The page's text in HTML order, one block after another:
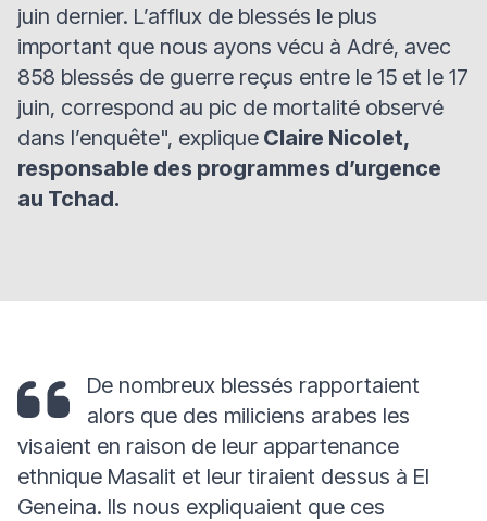
juin dernier. L’afflux de blessés le plus
important que nous ayons vécu à Adré, avec
858 blessés de guerre reçus entre le 15 et le 17
juin, correspond au pic de mortalité observé
dans l’enquête", explique Claire Nicolet,
responsable des programmes d’urgence
au Tchad.
De nombreux blessés rapportaient
alors que des miliciens arabes les
visaient en raison de leur appartenance
ethnique Masalit et leur tiraient dessus à El
Geneina. Ils nous expliquaient que ces